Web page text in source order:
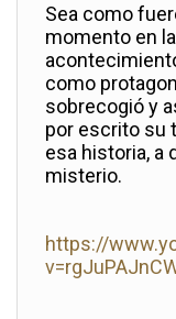
Sea como
momento en
como
sobrecogió y
por escrito su
esa historia, a
misterio.
https://